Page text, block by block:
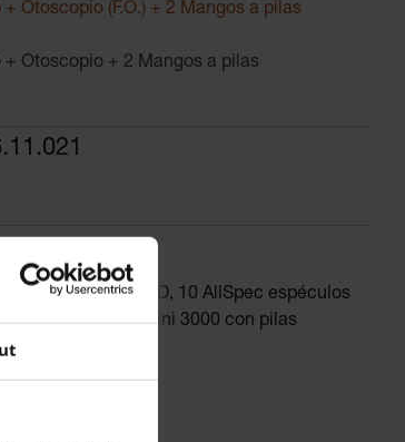
Otoscopio (F.O.) + 2 Mangos a pilas
Otoscopio + 2 Mangos a pilas
F.O. mini 3000 LED, 10 AllSpec espéculos
mangos a pilas mini 3000 con pilas